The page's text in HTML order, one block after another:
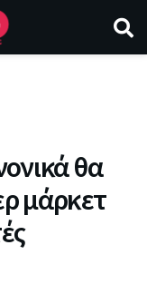
θα
μάρκετ